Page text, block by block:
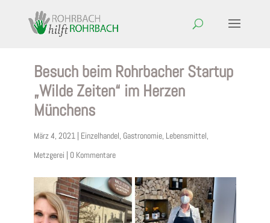
Besuch beim Rohrbacher Startup
„Wilde Zeiten“ im Herzen
Münchens
März 4, 2021| Einzelhandel, Gastronomie, Lebensmittel,
Metzgerei | 0 Kommentare